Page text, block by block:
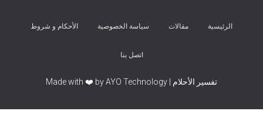
الرئيسية مقالات سياسة الخصوصية الأحكام و شروط
اتصل بنا
تفسير الأحلام | Made with ❤️ by AYO Technology